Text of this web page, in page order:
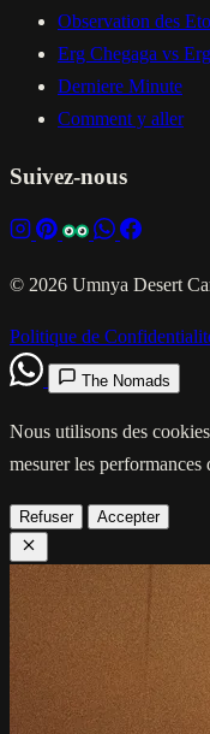
Observation des
Erg Chegaga vs
Derniere Minute
Comment y aller
Suivez-nous
© 2026 Umnya Desert
Politique de
The Nomads
Nous utilisons des
mesurer les performances
Refuser Accepter